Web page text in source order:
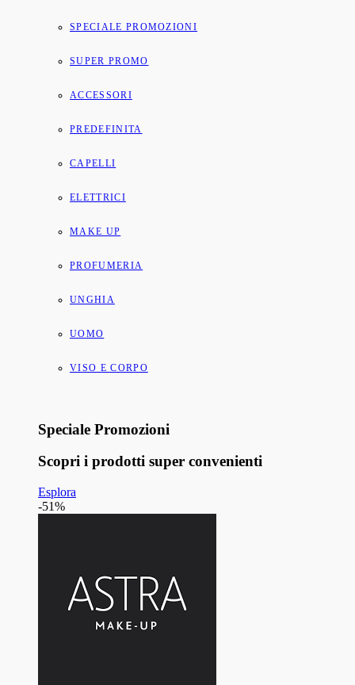
SPECIALE PROMOZIONI
SUPER PROMO
ACCESSORI
PREDEFINITA
CAPELLI
ELETTRICI
MAKE UP
PROFUMERIA
UNGHIA
UOMO
VISO E CORPO
Speciale Promozioni
Scopri i prodotti super convenienti
Esplora
-51%